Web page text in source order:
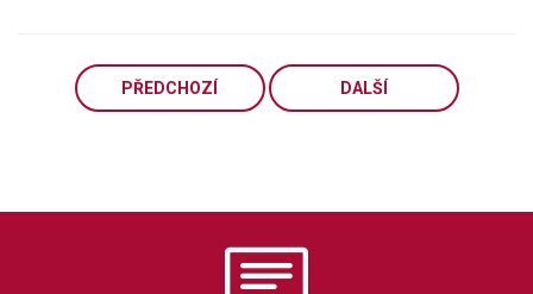
PŘEDCHOZÍ DALŠÍ